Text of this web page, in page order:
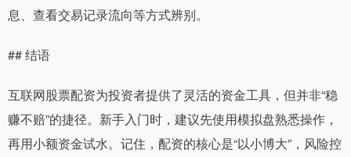
息、查看交易记录流向等方式辨别。
## 结语
互联网股票配资为投资者提供了灵活的资金工具，但并非“稳
赚不赔”的捷径。新手入门时，建议先使用模拟盘熟悉操作，
再用小额资金试水。记住，配资的核心是“以小博大”，风险控